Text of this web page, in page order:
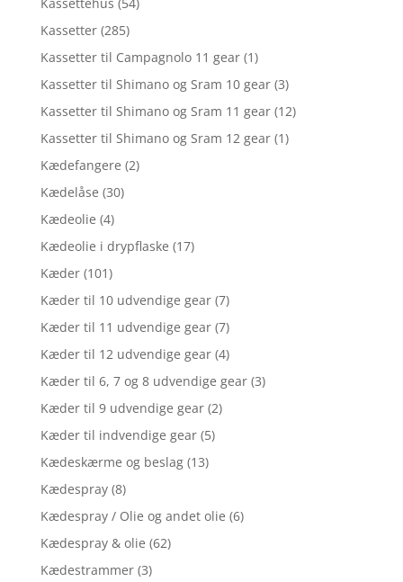
Kassetter (285)
Kassetter til Campagnolo 11 gear (1)
Kassetter til Shimano og Sram 10 gear (3)
Kassetter til Shimano og Sram 11 gear (12)
Kassetter til Shimano og Sram 12 gear (1)
Kædefangere (2)
Kædelåse (30)
Kædeolie (4)
Kædeolie i drypflaske (17)
Kæder (101)
Kæder til 10 udvendige gear (7)
Kæder til 11 udvendige gear (7)
Kæder til 12 udvendige gear (4)
Kæder til 6, 7 og 8 udvendige gear (3)
Kæder til 9 udvendige gear (2)
Kæder til indvendige gear (5)
Kædeskærme og beslag (13)
Kædespray (8)
Kædespray / Olie og andet olie (6)
Kædespray & olie (62)
Kædestrammer (3)